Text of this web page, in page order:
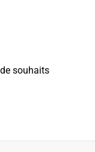
souhaits